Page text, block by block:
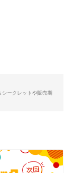
ークレットや販売期